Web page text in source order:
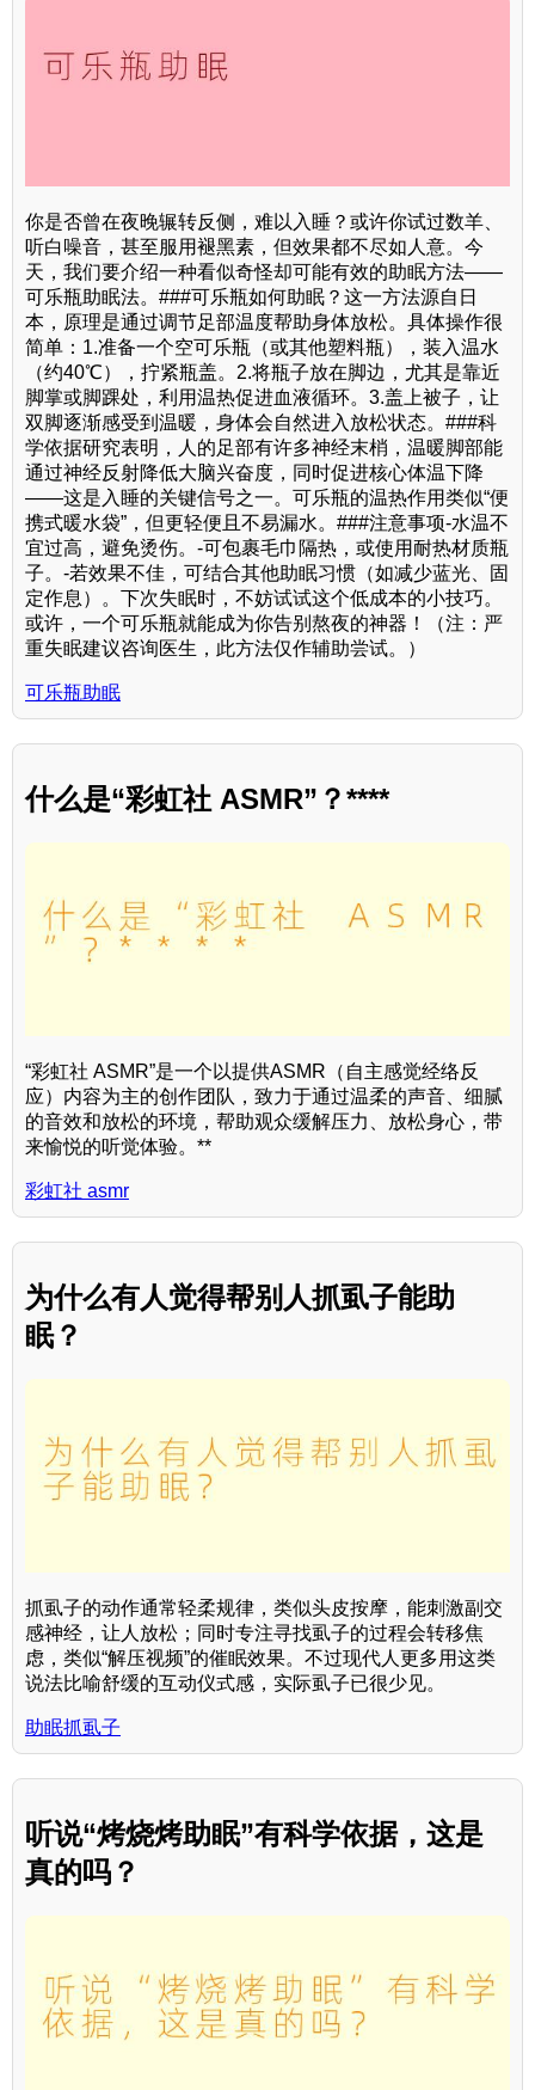
你是否曾在夜晚辗转反侧，难以入睡？或许你试过数羊、
听白噪音，甚至服用褪黑素，但效果都不尽如人意。今
天，我们要介绍一种看似奇怪却可能有效的助眠方法——
可乐瓶助眠法。###可乐瓶如何助眠？这一方法源自日
本，原理是通过调节足部温度帮助身体放松。具体操作很
简单：1.准备一个空可乐瓶（或其他塑料瓶），装入温水
（约40℃），拧紧瓶盖。2.将瓶子放在脚边，尤其是靠近
脚掌或脚踝处，利用温热促进血液循环。3.盖上被子，让
双脚逐渐感受到温暖，身体会自然进入放松状态。###科
学依据研究表明，人的足部有许多神经末梢，温暖脚部能
通过神经反射降低大脑兴奋度，同时促进核心体温下降
——这是入睡的关键信号之一。可乐瓶的温热作用类似“便
携式暖水袋”，但更轻便且不易漏水。###注意事项-水温不
宜过高，避免烫伤。-可包裹毛巾隔热，或使用耐热材质瓶
子。-若效果不佳，可结合其他助眠习惯（如减少蓝光、固
定作息）。下次失眠时，不妨试试这个低成本的小技巧。
或许，一个可乐瓶就能成为你告别熬夜的神器！（注：严
重失眠建议咨询医生，此方法仅作辅助尝试。）
可乐瓶助眠
什么是“彩虹社 ASMR”？****
“彩虹社 ASMR”是一个以提供ASMR（自主感觉经络反
应）内容为主的创作团队，致力于通过温柔的声音、细腻
的音效和放松的环境，帮助观众缓解压力、放松身心，带
来愉悦的听觉体验。**
彩虹社 asmr
为什么有人觉得帮别人抓虱子能助
眠？
抓虱子的动作通常轻柔规律，类似头皮按摩，能刺激副交
感神经，让人放松；同时专注寻找虱子的过程会转移焦
虑，类似“解压视频”的催眠效果。不过现代人更多用这类
说法比喻舒缓的互动仪式感，实际虱子已很少见。
助眠抓虱子
听说“烤烧烤助眠”有科学依据，这是
真的吗？